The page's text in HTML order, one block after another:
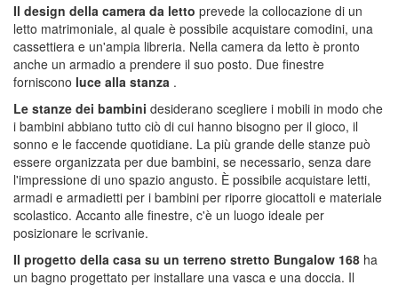
Il design della camera da letto prevede la collocazione di un
letto matrimoniale, al quale è possibile acquistare comodini, una
cassettiera e un'ampia libreria. Nella camera da letto è pronto
anche un armadio a prendere il suo posto. Due finestre
forniscono luce alla stanza .
Le stanze dei bambini desiderano scegliere i mobili in modo che
i bambini abbiano tutto ciò di cui hanno bisogno per il gioco, il
sonno e le faccende quotidiane. La più grande delle stanze può
essere organizzata per due bambini, se necessario, senza dare
l'impressione di uno spazio angusto. È possibile acquistare letti,
armadi e armadietti per i bambini per riporre giocattoli e materiale
scolastico. Accanto alle finestre, c'è un luogo ideale per
posizionare le scrivanie.
Il progetto della casa su un terreno stretto Bungalow 168 ha
un bagno progettato per installare una vasca e una doccia. Il